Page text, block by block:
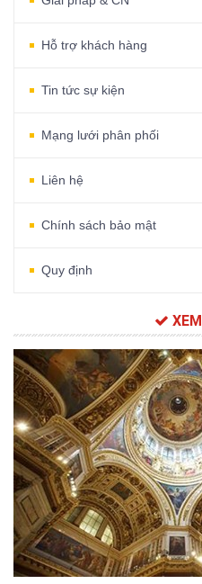
Hỗ trợ khách hàng
Tin tức sự kiện
Mạng lưới phân phối
Liên hệ
Chính sách bảo mật
Quy định